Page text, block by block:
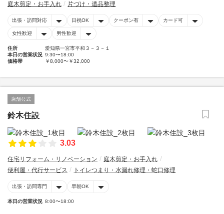
庭木剪定・お手入れ
片づけ・遺品整理
出張・訪問対応 日祝OK クーポン有 カード可
女性歓迎 男性歓迎
住所
愛知県一宮市平和３－３－１
本日の営業状況 9:30〜18:00
価格帯
￥8,000〜￥32,000
店舗公式
鈴木住設
3.03
住宅リフォーム・リノベーション
庭木剪定・お手入れ
便利屋・代行サービス
トイレつまり・水漏れ修理・蛇口修理
出張・訪問専門 早朝OK
本日の営業状況 8:00〜18:00